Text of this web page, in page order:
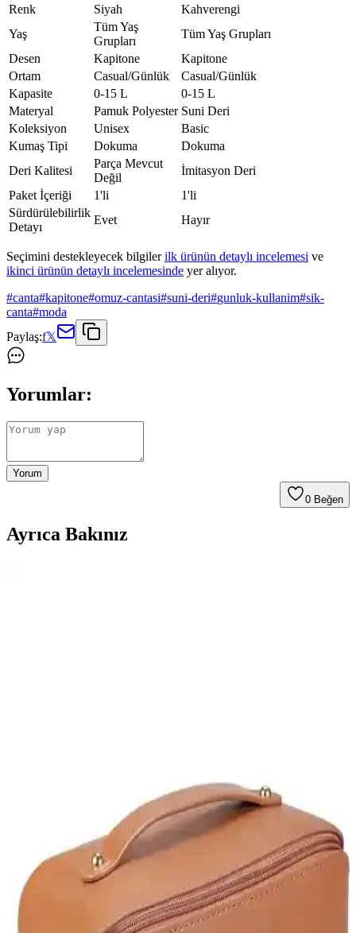
Renk
Siyah
Kahverengi
Yaş
Tüm Yaş
Grupları
Tüm Yaş Grupları
Desen
Kapitone
Kapitone
Ortam
Casual/Günlük
Casual/Günlük
Kapasite
0-15 L
0-15 L
Materyal
Pamuk Polyester Suni Deri
Koleksiyon
Unisex
Basic
Kumaş Tipi
Dokuma
Dokuma
Deri Kalitesi
Parça Mevcut
Değil
İmitasyon Deri
Paket İçeriği
1'li
1'li
Sürdürülebilirlik
Detayı
Evet Hayır
Seçimini destekleyecek bilgilerilk ürünün detaylı incelemesi ve
ikinci ürünün detaylı incelemesinde yer alıyor.
#canta#kapitone#omuz-cantasi#suni-deri#gunluk-kullanim#sik-
canta#moda
Paylaş:f𝕏
Yorumlar:
Yorum
0 Beğen
Ayrıca Bakınız
Batekso Büyük Boy Pembe Çiçek Desenli Makyaj
Çantası Estetik ve Fonksiyonellik Sunar
Batekso'nun büyük boy pembe çiçek desenli makyaj çantası, doğal
pamuk malzemesi, geniş iç hacmi ve şık tasarımıyla seyahat ve
günlük kullanım için ideal, dayanıklı ve estetik bir seçenektir.
Yongtai Tuval Kumaş ve Xinh Disney Mickey Omuz
Çantası Karşılaştırması